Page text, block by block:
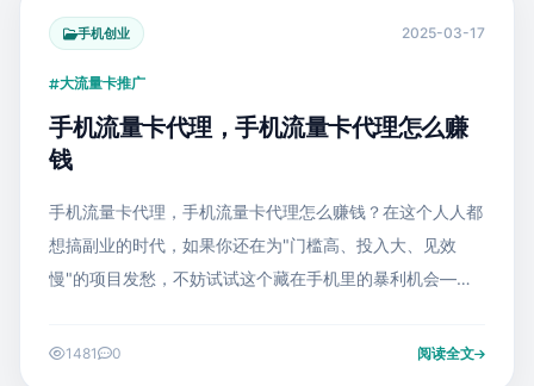
手机创业 2025-03-17
大流量卡推广
手机流量卡代理，手机流量卡代理怎么赚
钱
手机流量卡代理，手机流量卡代理怎么赚钱？在这个人人都
想搞副业的时代，如果你还在为"门槛高、投入大、见效
慢"的项目发愁，不妨试试这个藏在手机里的暴利机会——
圈，月入过万的
1481 0 阅读全文